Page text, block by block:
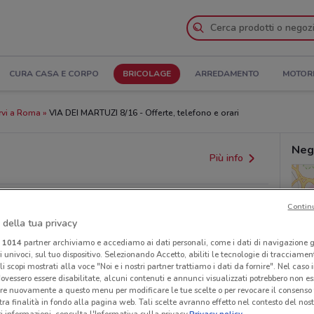
CURA CASA E CORPO BRICOLAGE ARREDAMENTO MOTORI
a Roma VIA DEI MARTUZI 8/16 - Offerte, telefono e orari
Più info
della tua privacy
1014partner archiviamo e accediamo ai dati personali, come i dati di navigazione
sul tuo dispositivo. Selezionando Accetto, abiliti le tecnologie di
scopi mostrati alla voce "Noi e i nostri partner trattiamo i dati da fornire". Nel caso
essere disabilitate, alcuni contenuti e annunci visualizzati potrebbero non
nuovamente a questo menu per modificare le tue scelte o per revocare il
finalità in fondo alla pagina web. Tali scelte avranno effetto nel contesto del